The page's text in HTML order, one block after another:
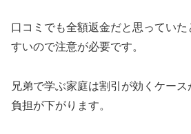
口コミでも全額返金だと思ってい
すいので注意が必要です。
兄弟で学ぶ家庭は割引が効くケー
負担が下がります。